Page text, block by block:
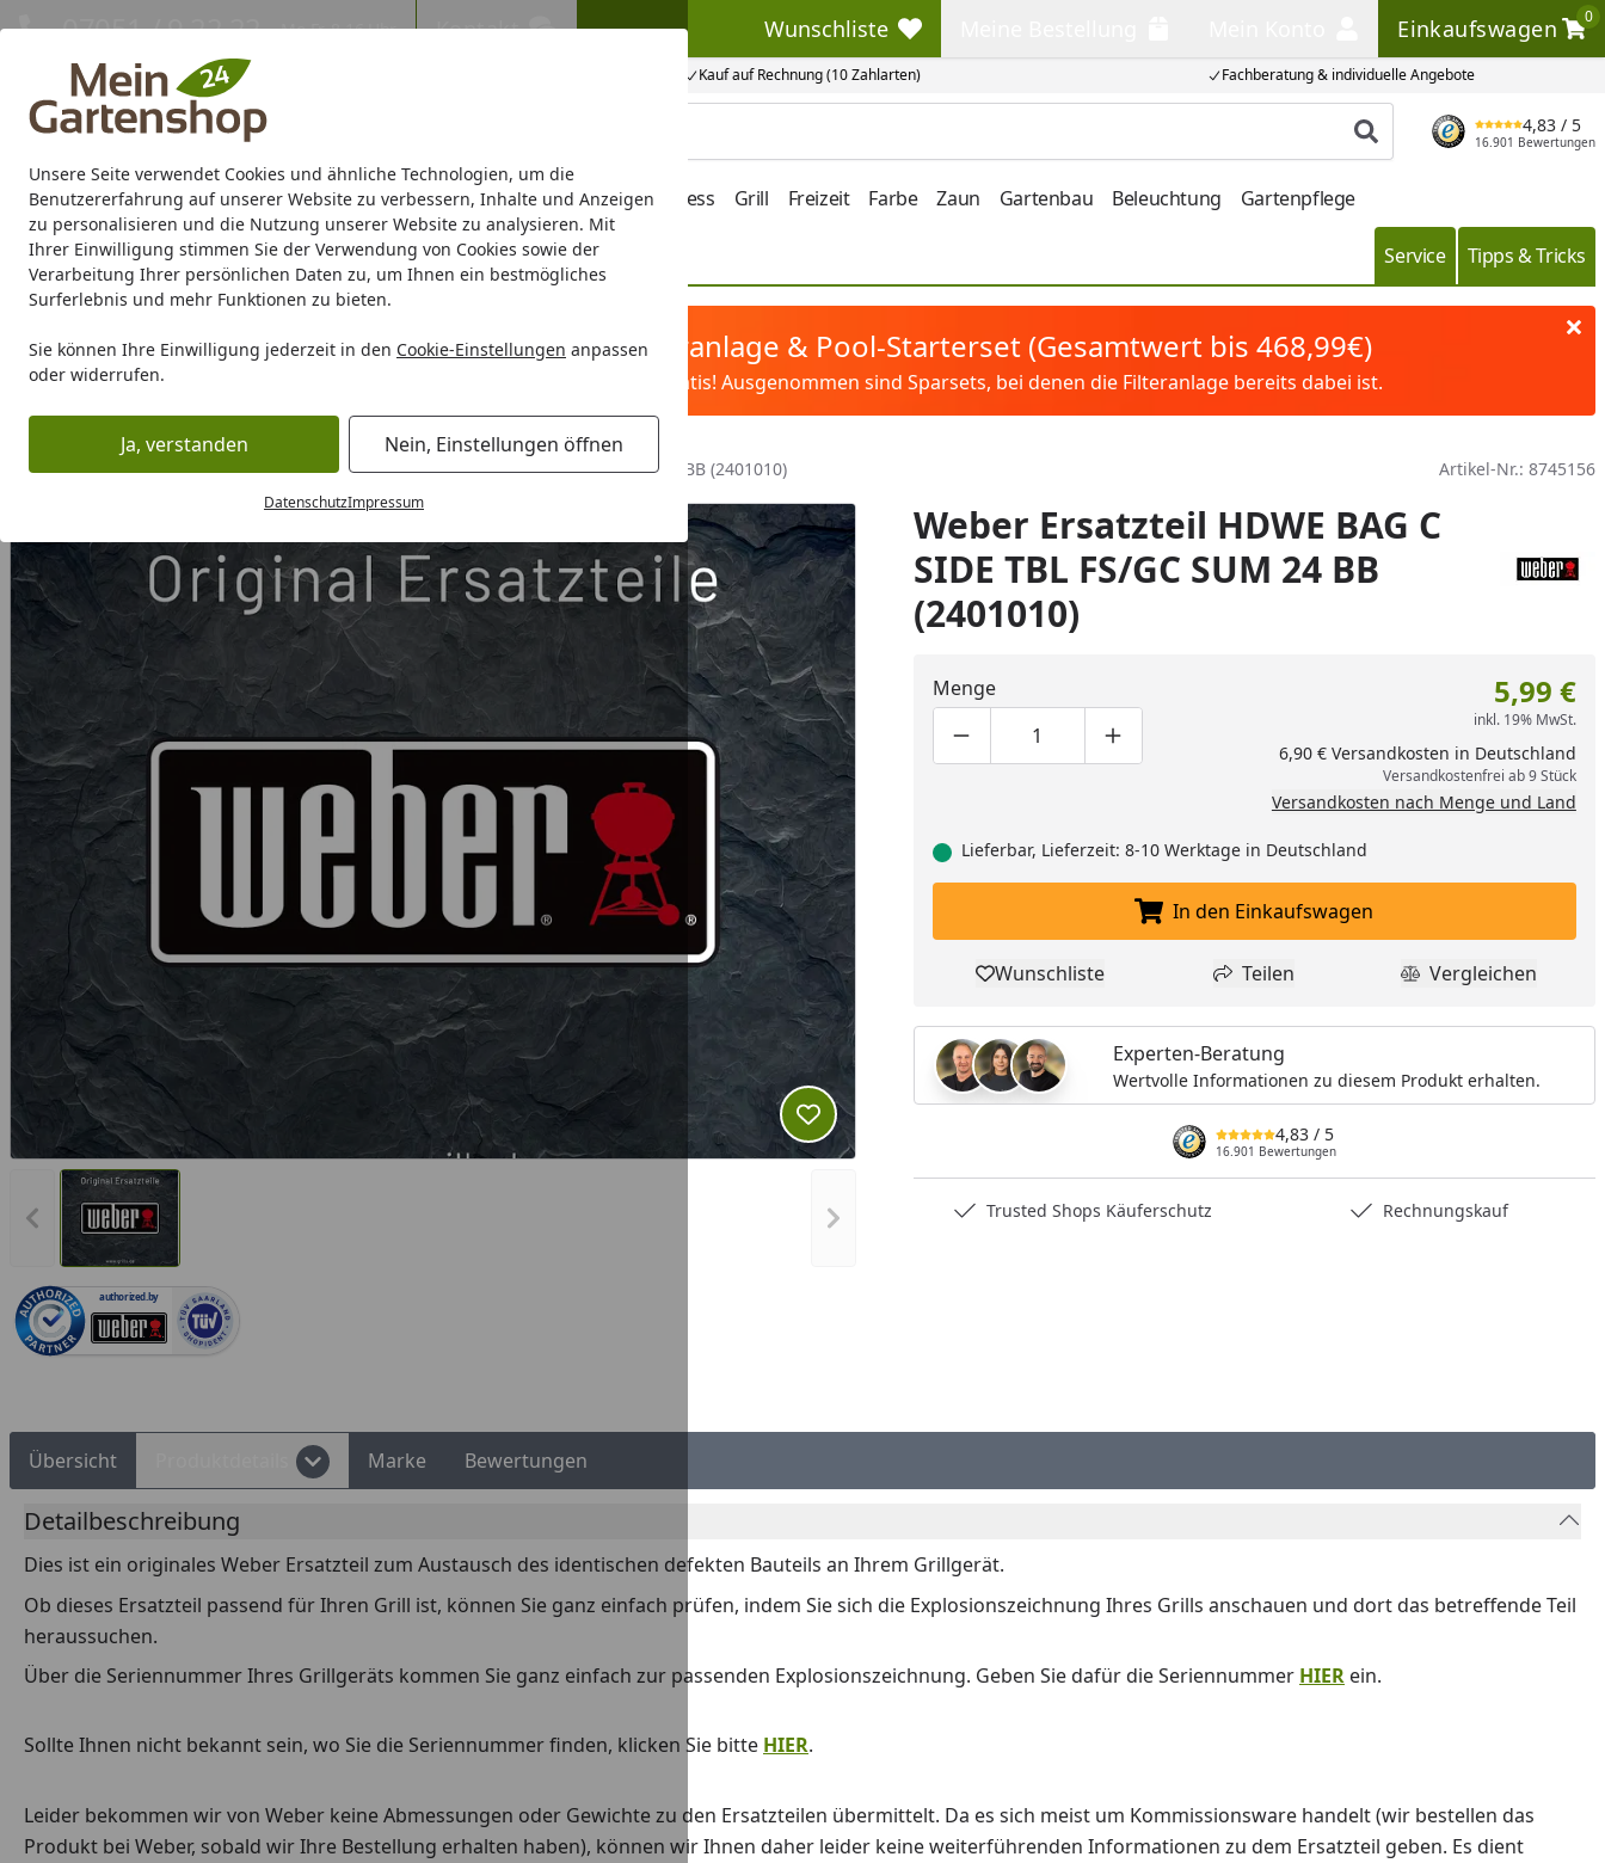
Unsere Seite verwendet Cookies und ähnliche Technologien, um die
Benutzererfahrung auf unserer Website zu verbessern, Inhalte und Anzeigen
zu personalisieren und die Nutzung unserer Website zu analysieren. Mit
Ihrer Einwilligung stimmen Sie der Verwendung von Cookies sowie der
Verarbeitung Ihrer persönlichen Daten zu, um Ihnen ein bestmögliches
Surferlebnis und mehr Funktionen zu bieten.
Sie können Ihre Einwilligung jederzeit in den Cookie-Einstellungen anpassen
oder widerrufen.
Ja, verstanden Nein, Einstellungen öffnen
DatenschutzImpressum
Eigene Montage-Teams Kauf auf Rechnung (10 Zahlarten) Fachberatung & individuelle Angebote
07051 / 9 22 22 Mo-Fr. 8-16 Uhr Kontakt Wunschliste
Wunschliste Einkaufswagen
0
Einkaufswagen
Produkt suchen
4,83 / 5
16.901 Bewertungen
Gartenhaus Gerätehaus Gewächshaus Carport/Garage/Vordach Wellness Grill Freizeit Farbe Zaun Gartenbau Beleuchtung Gartenpflege
Marken Sale % Service Tipps & Tricks
Karibu Pools inkl. gratis Sandfilteranlage & Pool-Starterset (Gesamtwert bis 468,99€)
Dein Traumpool im Sorglos-Paket: Filter&Pflege gratis! Ausgenommen sind Sparsets, bei denen die Filteranlage bereits dabei ist.
Grill Grill Ersatzteile Weber Ersatzteil HDWE BAG C SIDE TBL FS/GC SUM 24 BB (2401010) Artikel-Nr.: 8745156
Vorheriges Bild anzeigen Nächstes Bild anzeigen
Produkt zur Wunschliste hinzufügen
authorized.by
Weber Ersatzteil HDWE BAG C
SIDE TBL FS/GC SUM 24 BB
(2401010)
Menge
Produktmenge um eins verringern
Produktmenge manuell eingeben
Produktmenge um eins erhöhen
5,99 €
inkl. 19% MwSt.
6,90 € Versandkosten in Deutschland
Versandkostenfrei ab 9 Stück
Versandkosten nach Menge und Land
Lieferbar, Lieferzeit: 8-10 Werktage in Deutschland
In den Einkaufswagen legen
In den Einkaufswagen
Produkt zur Wunschliste hinzufügen
Wunschliste Teilen
Teilen Produkt
Vergleichen
Experten-Beratung
Wertvolle Informationen zu diesem Produkt erhalten.
4,83 / 5
16.901 Bewertungen
Deutschlands bester Händler Trusted Shops Käuferschutz Rechnungskauf
Übersicht Marke Bewertungen
Detailbeschreibung
Dies ist ein originales Weber Ersatzteil zum Austausch des identischen defekten Bauteils an Ihrem Grillgerät.
Ob dieses Ersatzteil passend für Ihren Grill ist, können Sie ganz einfach prüfen, indem Sie sich die Explosionszeichnung Ihres Grills anschauen und dort das betreffende Teil
heraussuchen.
Über die Seriennummer Ihres Grillgeräts kommen Sie ganz einfach zur passenden Explosionszeichnung. Geben Sie dafür die Seriennummer HIER ein.
Sollte Ihnen nicht bekannt sein, wo Sie die Seriennummer finden, klicken Sie bitte HIER.
Leider bekommen wir von Weber keine Abmessungen oder Gewichte zu den Ersatzteilen übermittelt. Da es sich meist um Kommissionsware handelt (wir bestellen das
Produkt bei Weber, sobald wir Ihre Bestellung erhalten haben), können wir Ihnen daher leider keine weiterführenden Informationen zu dem Ersatzteil geben. Es dient